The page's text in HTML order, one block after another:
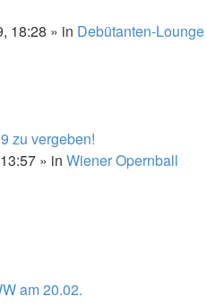
18:28 » in Debütanten-Lounge
zu vergeben!
» in Wiener Opernball
am 20.02.